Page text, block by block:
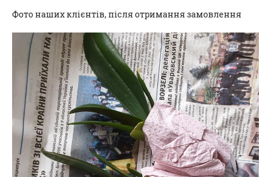
Фото наших клієнтів, після отримання замовлення